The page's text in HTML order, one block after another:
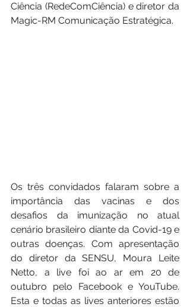
Ciência (RedeComCiência) e diretor da
Magic-RM Comunicação Estratégica.
Os três convidados falaram sobre a
importância das vacinas e dos
desafios da imunização no atual
cenário brasileiro diante da Covid-19 e
outras doenças. Com apresentação
do diretor da SENSU, Moura Leite
Netto, a live foi ao ar em 20 de
outubro pelo Facebook e YouTube.
Esta e todas as lives anteriores estão